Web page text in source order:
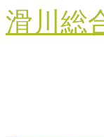
滑川総